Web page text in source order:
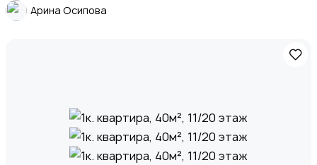
Арина Осипова